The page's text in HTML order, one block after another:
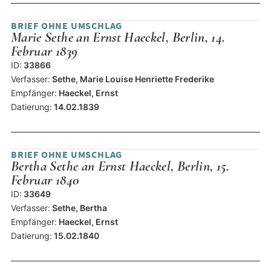
BRIEF OHNE UMSCHLAG
Marie Sethe an Ernst Haeckel, Berlin, 14.
Februar 1839
ID: 33866
Verfasser: Sethe, Marie Louise Henriette Frederike
Empfänger: Haeckel, Ernst
Datierung: 14.02.1839
BRIEF OHNE UMSCHLAG
Bertha Sethe an Ernst Haeckel, Berlin, 15.
Februar 1840
ID: 33649
Verfasser: Sethe, Bertha
Empfänger: Haeckel, Ernst
Datierung: 15.02.1840